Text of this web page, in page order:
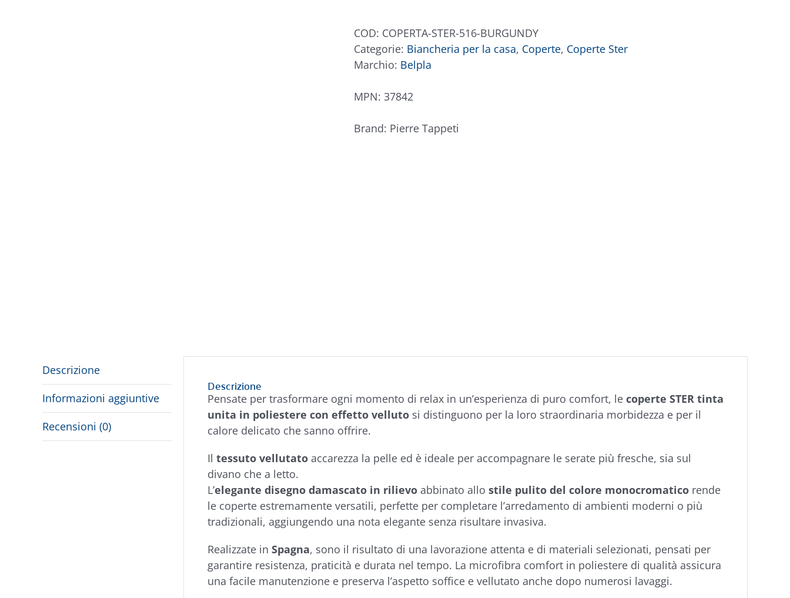
Granata
quantità
COD: COPERTA-STER-516-BURGUNDY
Categorie: Biancheria per la casa, Coperte, Coperte Ster
Marchio: Belpla
MPN: 37842
Brand: Pierre Tappeti
Descrizione
Informazioni aggiuntive
Recensioni (0)
Descrizione
Pensate per trasformare ogni momento di relax in un’esperienza di puro comfort, le coperte STER tinta
unita in poliestere con effetto vellutosi distinguono per la loro straordinaria morbidezza e per il
calore delicato che sanno offrire.
Il tessuto vellutatoaccarezza la pelle ed è ideale per accompagnare le serate più fresche, sia sul
divano che a letto.
L’elegante disegno damascato in rilievoabbinato allo stile pulito del colore monocromaticorende
le coperte estremamente versatili, perfette per completare l’arredamento di ambienti moderni o più
tradizionali, aggiungendo una nota elegante senza risultare invasiva.
Realizzate in Spagna, sono il risultato di una lavorazione attenta e di materiali selezionati, pensati per
garantire resistenza, praticità e durata nel tempo. La microfibra comfort in poliestere di qualità assicura
una facile manutenzione e preserva l’aspetto soffice e vellutato anche dopo numerosi lavaggi.